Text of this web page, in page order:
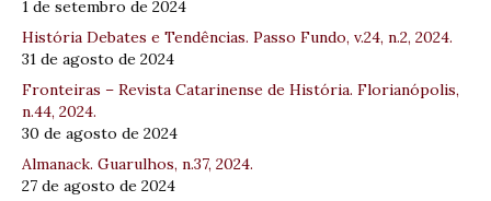
1 de setembro de 2024
História Debates e Tendências. Passo Fundo, v.24, n.2, 2024.
31 de agosto de 2024
Fronteiras – Revista Catarinense de História. Florianópolis,
n.44, 2024.
30 de agosto de 2024
Almanack. Guarulhos, n.37, 2024.
27 de agosto de 2024